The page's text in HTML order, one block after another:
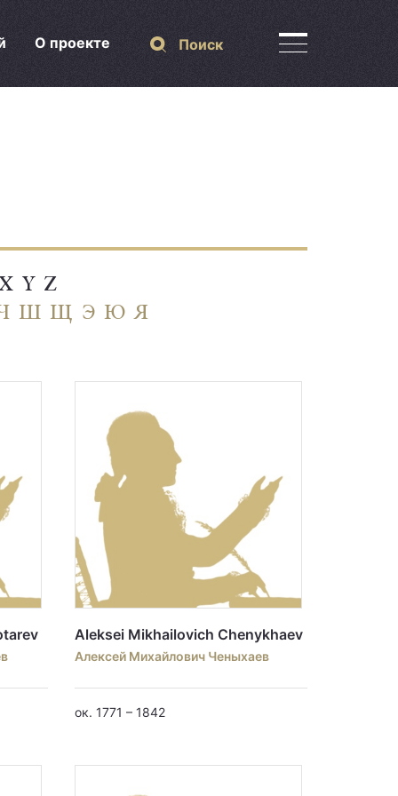
О проекте Поиск
Y Z
Ш Щ Э Ю Я
Aleksei Mikhailovich Chenykhaev
Алексей Михайлович Ченыхаев
ок. 1771 – 1842